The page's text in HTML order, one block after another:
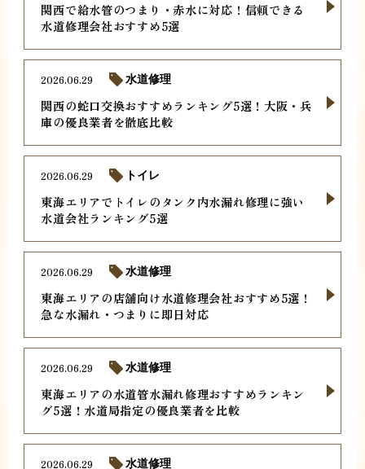
関西で給水管のつまり・赤水に対応！信頼できる
水道修理会社おすすめ5選
関西の蛇口交換おすすめランキング5選！大阪・兵
庫の優良業者を徹底比較
2026.06.29 水道修理
東海エリアでトイレのタンク内水漏れ修理に強い
水道会社ランキング5選
2026.06.29 トイレ
東海エリアの店舗向け水道修理会社おすすめ5選！
急な水漏れ・つまりに即日対応
2026.06.29 水道修理
東海エリアの水道管水漏れ修理おすすめランキン
グ5選！水道局指定の優良業者を比較
2026.06.29 水道修理
2026.06.29 水道修理